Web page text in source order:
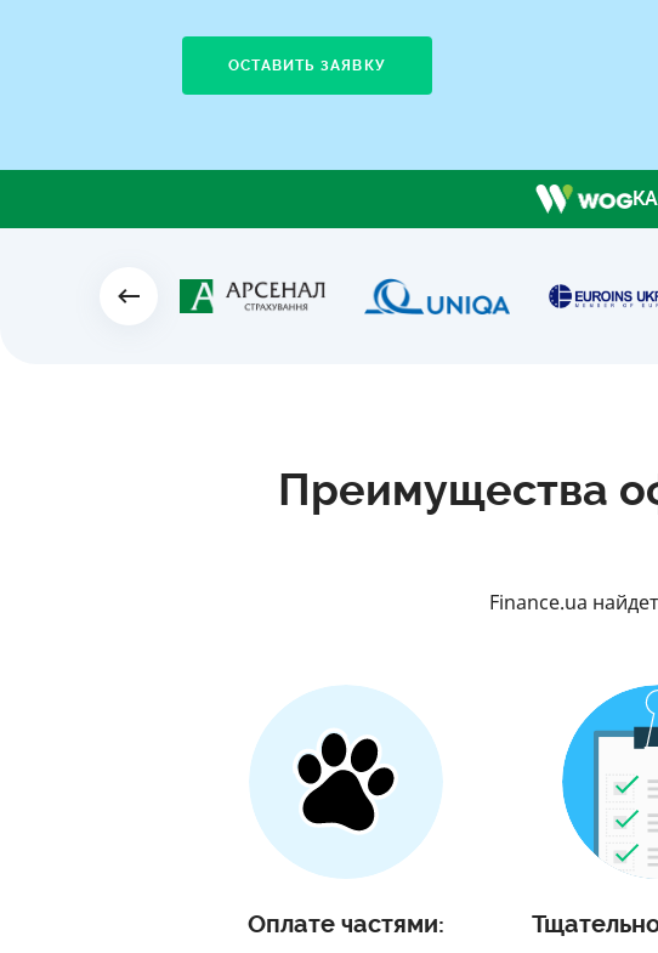
ОСТАВИТЬ ЗАЯВКУ
Преимущества
Finance.ua
Оплате частями: